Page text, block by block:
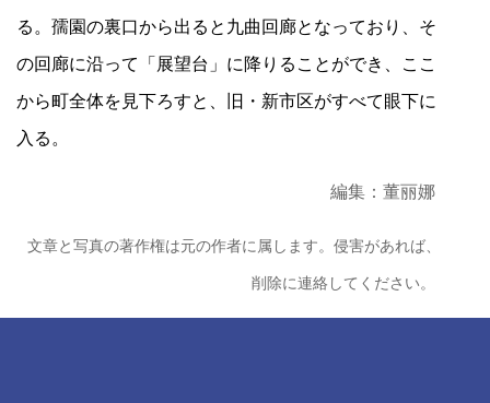
る。孺園の裏口から出ると九曲回廊となっており、そ
の回廊に沿って「展望台」に降りることができ、ここ
から町全体を見下ろすと、旧・新市区がすべて眼下に
入る。
編集：董丽娜
文章と写真の著作権は元の作者に属します。侵害があれば、
削除に連絡してください。